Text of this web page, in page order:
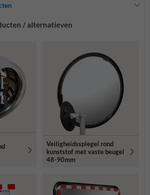
/ alternatieven
Veiligheidsspiegel rond
kunststof met vaste beugel
48-90mm